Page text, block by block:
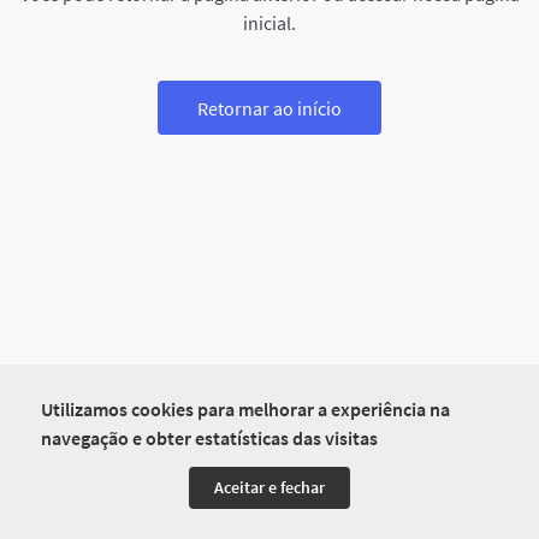
Utilizamos cookies para melhorar a experiência na
navegação e obter estatísticas das visitas
Aceitar e fechar
inicial.
Retornar ao início